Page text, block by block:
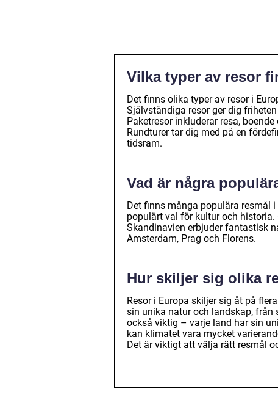
Vilka typer av resor
Det finns olika typer av resor i
Självständiga resor ger dig
Paketresor inkluderar resa,
Rundturer tar dig med på en
tidsram.
Vad är några
Det finns många populära resmål
populärt val för kultur och historia.
Skandinavien erbjuder fantastisk
Amsterdam, Prag och Florens.
Hur skiljer sig olika
Resor i Europa skiljer sig åt på
sin unika natur och landskap, från
också viktig – varje land har sin
kan klimatet vara mycket
Det är viktigt att välja rätt resmål